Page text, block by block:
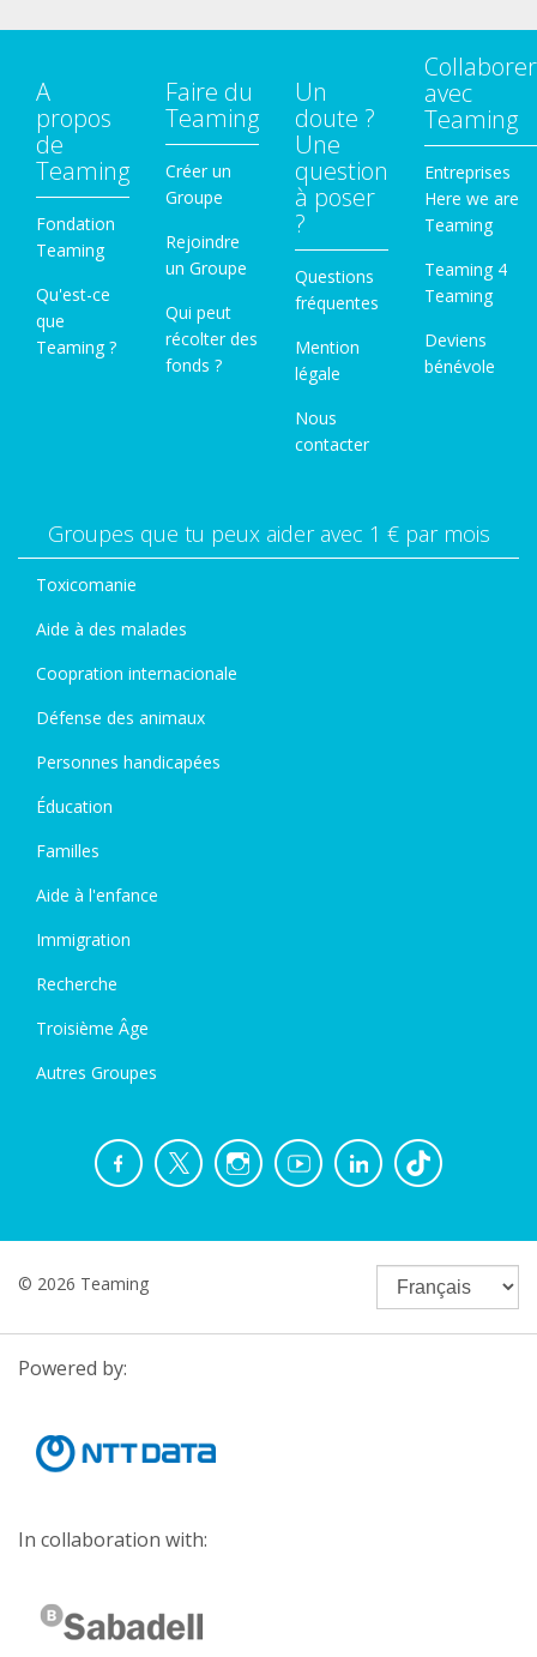
A
propos
de
Teaming
Fondation
Teaming
Qu'est-ce
que
Teaming ?
Faire du
Teaming
Créer un
Groupe
Rejoindre
un Groupe
Qui peut
récolter des
fonds ?
Un
doute ?
Une
question
à poser
?
Questions
fréquentes
Mention
légale
Nous
contacter
Collaborer
avec
Teaming
Entreprises
Here we are
Teaming
Teaming 4
Teaming
Deviens
bénévole
Groupes que tu peux aider avec 1 € par mois
Toxicomanie
Aide à des malades
Coopration internacionale
Défense des animaux
Personnes handicapées
Éducation
Familles
Aide à l'enfance
Immigration
Recherche
Troisième Âge
Autres Groupes
© 2026 Teaming
Powered by:
In collaboration with: